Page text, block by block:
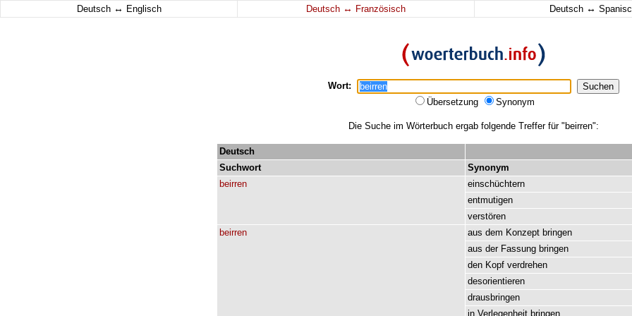
Deutsch ↔ Englisch Deutsch ↔ Französisch Deutsch ↔
Wort:
Übersetzung
Synonym
Die Suche im Wörterbuch ergab folgende Treffer für "beirren":
Deutsch
Suchwort
Synonym
beirren
einschüchtern
entmutigen
verstören
beirren
aus dem Konzept bringen
aus der Fassung bringen
den Kopf verdrehen
desorientieren
drausbringen
in Verlegenheit bringen